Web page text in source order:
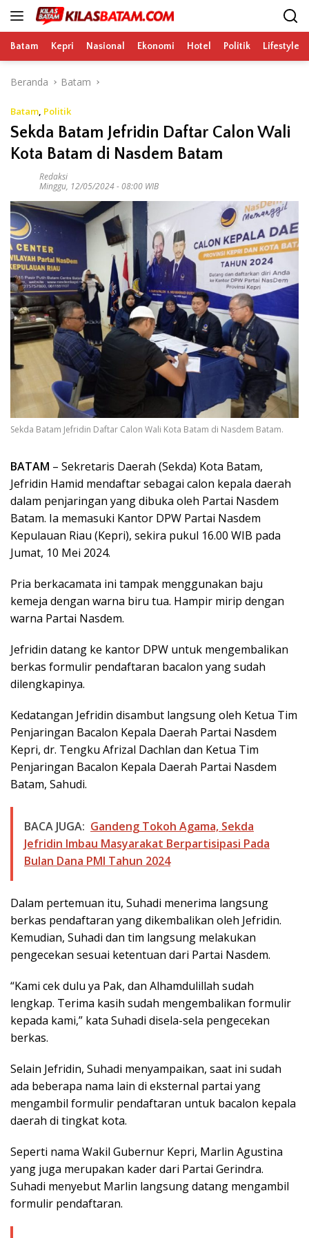
Langsung
Batam Kepri Nasional Ekonomi Hotel Politik Lifestyle
Beranda Batam
Batam, Politik
Sekda Batam Jefridin Daftar Calon Wali
Kota Batam di Nasdem Batam
Redaksi
Minggu, 12/05/2024 - 08:00 WIB
Sekda Batam Jefridin Daftar Calon Wali Kota Batam di Nasdem Batam.
BATAM – Sekretaris Daerah (Sekda) Kota Batam,
Jefridin Hamid mendaftar sebagai calon kepala daerah
dalam penjaringan yang dibuka oleh Partai Nasdem
Batam. Ia memasuki Kantor DPW Partai Nasdem
Kepulauan Riau (Kepri), sekira pukul 16.00 WIB pada
Jumat, 10 Mei 2024.
Pria berkacamata ini tampak menggunakan baju
kemeja dengan warna biru tua. Hampir mirip dengan
warna Partai Nasdem.
Jefridin datang ke kantor DPW untuk mengembalikan
berkas formulir pendaftaran bacalon yang sudah
dilengkapinya.
Kedatangan Jefridin disambut langsung oleh Ketua Tim
Penjaringan Bacalon Kepala Daerah Partai Nasdem
Kepri, dr. Tengku Afrizal Dachlan dan Ketua Tim
Penjaringan Bacalon Kepala Daerah Partai Nasdem
Batam, Sahudi.
BACA JUGA: Gandeng Tokoh Agama, Sekda
Jefridin Imbau Masyarakat Berpartisipasi Pada
Bulan Dana PMI Tahun 2024
Dalam pertemuan itu, Suhadi menerima langsung
berkas pendaftaran yang dikembalikan oleh Jefridin.
Kemudian, Suhadi dan tim langsung melakukan
pengecekan sesuai ketentuan dari Partai Nasdem.
“Kami cek dulu ya Pak, dan Alhamdulillah sudah
lengkap. Terima kasih sudah mengembalikan formulir
kepada kami,” kata Suhadi disela-sela pengecekan
berkas.
Selain Jefridin, Suhadi menyampaikan, saat ini sudah
ada beberapa nama lain di eksternal partai yang
mengambil formulir pendaftaran untuk bacalon kepala
daerah di tingkat kota.
Seperti nama Wakil Gubernur Kepri, Marlin Agustina
yang juga merupakan kader dari Partai Gerindra.
Suhadi menyebut Marlin langsung datang mengambil
formulir pendaftaran.